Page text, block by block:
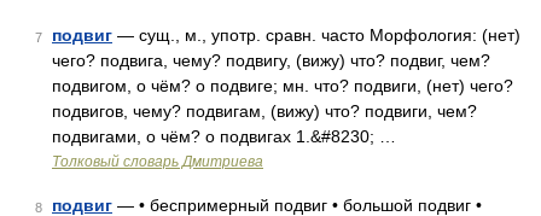
7 подвиг — сущ., м., употр. сравн. часто Морфология: (нет)
чего? подвига, чему? подвигу, (вижу) что? подвиг, чем?
подвигом, о чём? о подвиге; мн. что? подвиги, (нет) чего?
подвигов, чему? подвигам, (вижу) что? подвиги, чем?
подвигами, о чём? о подвигах 1.&#8230; …
Толковый словарь Дмитриева
8 подвиг — • беспримерный подвиг • большой подвиг •